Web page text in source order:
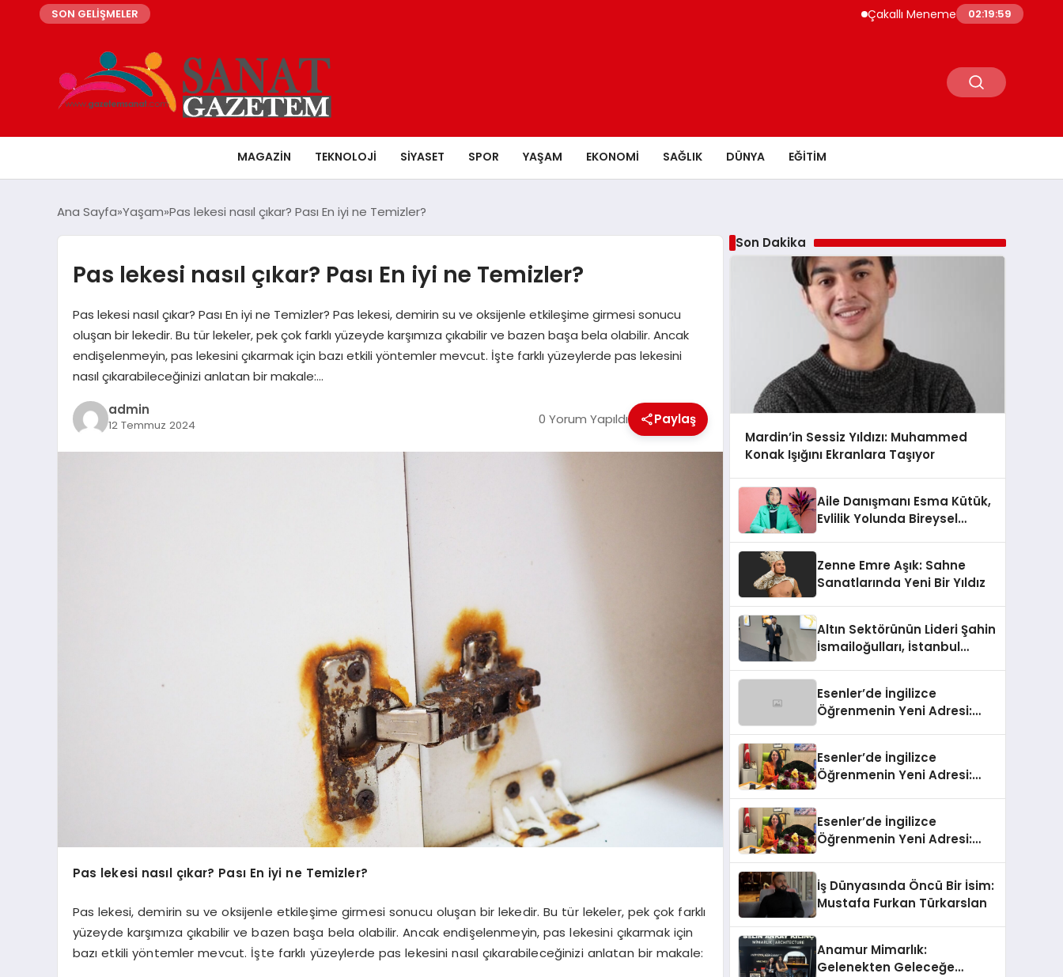
SON GELİŞMELER Çakallı Menemeni Neden Meşhur?
02:20:00
MAGAZIN TEKNOLOJI SIYASET SPOR YAŞAM EKONOMI SAĞLIK DÜNYA EĞITIM
Ana Sayfa Yaşam Pas lekesi nasıl çıkar? Pası En iyi ne Temizler?
Pas lekesi nasıl çıkar? Pası En iyi ne Temizler?
Pas lekesi nasıl çıkar? Pası En iyi ne Temizler? Pas lekesi, demirin su ve oksijenle etkileşime girmesi sonucu
oluşan bir lekedir. Bu tür lekeler, pek çok farklı yüzeyde karşımıza çıkabilir ve bazen başa bela olabilir. Ancak
endişelenmeyin, pas lekesini çıkarmak için bazı etkili yöntemler mevcut. İşte farklı yüzeylerde pas lekesini
nasıl çıkarabileceğinizi anlatan bir makale:…
admin
12 Temmuz 2024 0 Yorum Yapıldı Paylaş
Pas lekesi nasıl çıkar? Pası En iyi ne Temizler?
Pas lekesi, demirin su ve oksijenle etkileşime girmesi sonucu oluşan bir lekedir. Bu tür lekeler, pek çok farklı
yüzeyde karşımıza çıkabilir ve bazen başa bela olabilir. Ancak endişelenmeyin, pas lekesini çıkarmak için
bazı etkili yöntemler mevcut. İşte farklı yüzeylerde pas lekesini nasıl çıkarabileceğinizi anlatan bir makale:
Son Dakika
Mardin’in Sessiz Yıldızı: Muhammed
Konak Işığını Ekranlara Taşıyor
Aile Danışmanı Esma Kütük,
Evlilik Yolunda Bireysel
Zenne Emre Aşık: Sahne
Sanatlarında Yeni Bir Yıldız
Altın Sektörünün Lideri Şahin
İsmailoğulları, İstanbul
Esenler’de İngilizce
Öğrenmenin Yeni Adresi:
Esenler’de İngilizce
Öğrenmenin Yeni Adresi:
Esenler’de İngilizce
Öğrenmenin Yeni Adresi:
İş Dünyasında Öncü Bir İsim:
Mustafa Furkan Türkarslan
Anamur Mimarlık:
Gelenekten Geleceğe